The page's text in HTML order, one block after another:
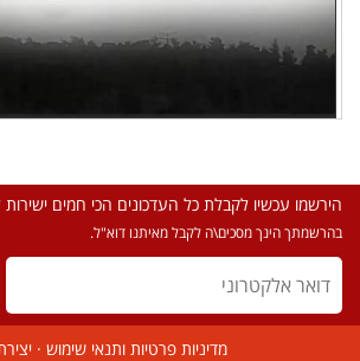
הירשמו עכשיו לקבלת כל העדכונים הכי חמים ישירות
בהרשמתך הינך מסכים\ה לקבל מאיתנו דוא"ל.
מדיניות פרטיות ותנאי שימוש ·